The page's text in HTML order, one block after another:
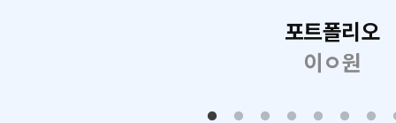
포트폴리오
이ㅇ원